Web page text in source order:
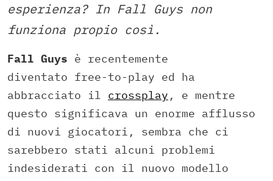
esperienza? In Fall Guys non
funziona propio così.
Fall Guys è recentemente
diventato free-to-play ed ha
abbracciato il crossplay , e mentre
questo significava un enorme afflusso
di nuovi giocatori, sembra che ci
sarebbero stati alcuni problemi
indesiderati con il nuovo modello